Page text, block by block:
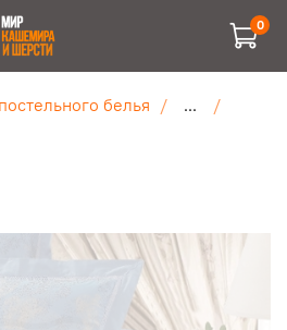
0
белья
...